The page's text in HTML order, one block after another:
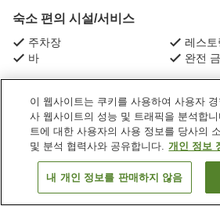
숙소 편의 시설/서비스
주차장
레스토
바
완전
대만 타이베이 다퉁구
팔레 드 신 호텔
객실 보기
이 웹사이트는 쿠키를 사용하여 사용자
사 웹사이트의 성능 및 트래픽을 분석합
트에 대한 사용자의 사용 정보를 당사의
및 분석 협력사와 공유합니다. 개인 정보
내 개인 정보를 판매하지 않음